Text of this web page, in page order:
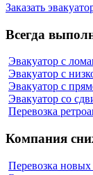
Заказать
Всегда
Эвакуатор с
Эвакуатор с
Эвакуатор с
Эвакуатор со
Перевозка
Компания
Перевозка новых